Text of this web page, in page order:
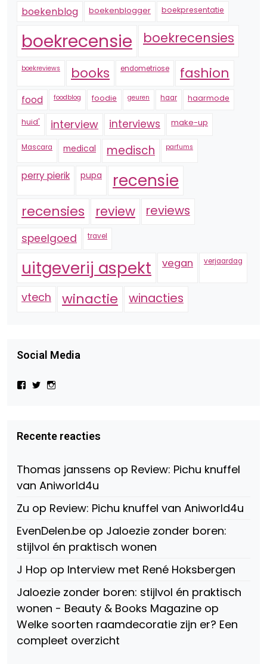
boekenblog boekenblogger boekpresentatie
boekrecensie boekrecensies
boekreviews books endometriose fashion
food foodblog foodie geuren haar haarmode
huid' interview interviews make-up
Mascara medical medisch parfums
perry pierik pupa recensie
recensies review reviews
speelgoed travel
uitgeverij aspekt vegan verjaardag
vtech winactie winacties
Social Media
Bekijk
Beauty-
147775071915783/?
Facebook
Bekijk
op
Twitter
op
Instagram
Recente reacties
Thomas janssens op Review: Pichu knuffel
van Aniworld4u
Zu op Review: Pichu knuffel van Aniworld4u
EvenDelen.be op Jaloezie zonder boren:
stijlvol én praktisch wonen
J Hop op Interview met René Hoksbergen
Jaloezie zonder boren: stijlvol én praktisch
wonen - Beauty & Books Magazine op
Welke soorten raamdecoratie zijn er? Een
compleet overzicht